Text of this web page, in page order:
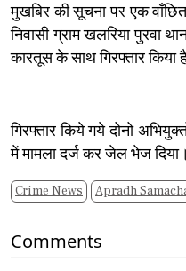
मुखबिर की सूचना पर एक
निवासी ग्राम खलरिया पुरवा
कारतूस के साथ गिरफ्तार किया
गिरफ्तार किये गये दोनो
में मामला दर्ज कर जेल भेज दिया।
Crime News Apradh
Comments